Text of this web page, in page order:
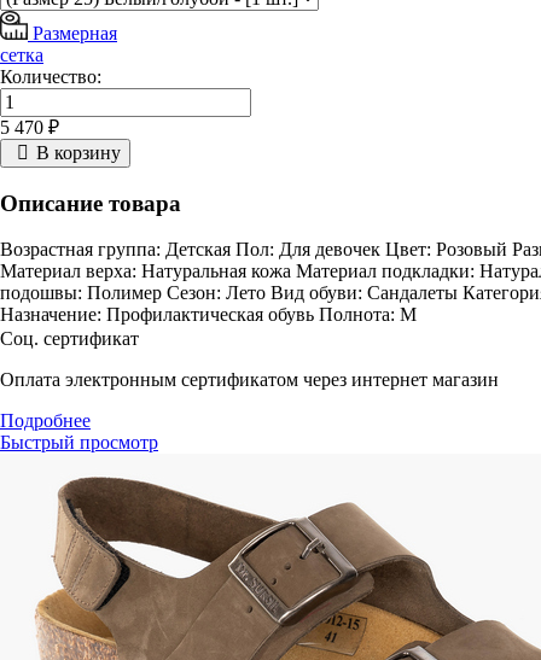
Размерная
сетка
Количество:
5 470 ₽
В корзину
Описание товара
Возрастная группа: Детская Пол: Для девочек Цвет: Розовый
Материал верха: Натуральная кожа Материал подкладки:
подошвы: Полимер Сезон: Лето Вид обуви: Сандалеты
Назначение: Профилактическая обувь Полнота: M
Соц. сертификат
Оплата электронным сертификатом через интернет магазин
Подробнее
Быстрый просмотр